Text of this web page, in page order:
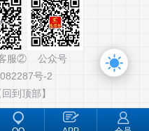
服② 公众号
号-2
回到顶部】